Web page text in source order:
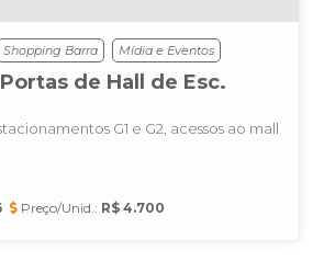
Shopping Barra Mídia e Eventos
de Hall de Esc.
G1 e G2, acessos ao mall
Preço/Unid.: R$ 4.700